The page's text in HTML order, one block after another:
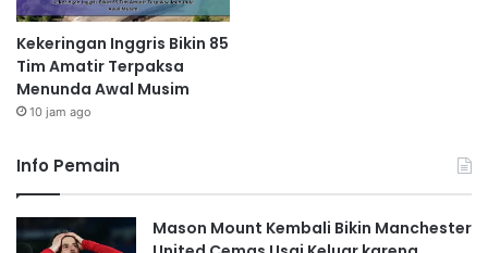
Kekeringan Inggris Bikin 85
Tim Amatir Terpaksa
Menunda Awal Musim
10 jam ago
Info Pemain
Mason Mount Kembali Bikin Manchester